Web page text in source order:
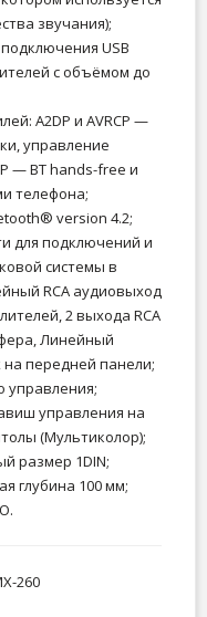
звучания);
USB
с объёмом до
A2DP и AVRCP —
управление
— BT hands-free и
телефона;
version 4.2;
для подключений и
системы в
RCA аудиовыход
2 выхода RCA
Линейный
на передней панели;
управления;
управления на
(Мультиколор);
размер 1DIN;
глубина 100 мм;
260